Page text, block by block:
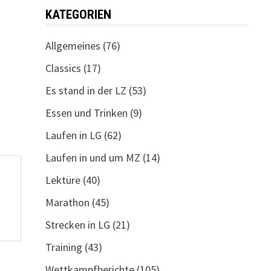
KATEGORIEN
Allgemeines (76)
Classics (17)
Es stand in der LZ (53)
Essen und Trinken (9)
Laufen in LG (62)
Laufen in und um MZ (14)
Lektüre(40)
Marathon (45)
Strecken in LG (21)
Training (43)